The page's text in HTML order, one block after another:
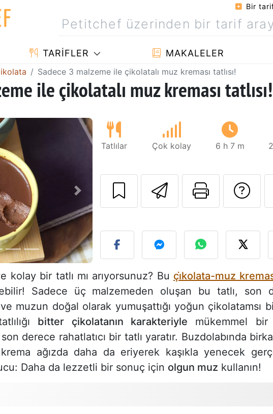
Bir
TARIFLER MAKALELER
Sadece 3 malzeme ile çikolatalı muz kreması tatlısı!
ile çikolatalı muz kreması tatlısı!
Sonraki
Tatlılar Çok kolay 6 h 7 m
Arkadaşına
Bu
kolay bir tatlı mı arıyorsunuz? Bu çi̇kolata-muz
Sadece üç malzemeden oluşan bu tatlı, son
ve muzun doğal olarak yumuşattığı yoğun çikolatamsı
bitter çikolatanın karakteriyle mükemmel bir
derece rahatlatıcı bir tatlı yaratır. Buzdolabında
ağızda daha da eriyerek kaşıkla yenecek
Daha da lezzetli bir sonuç için olgun muz kullanın!